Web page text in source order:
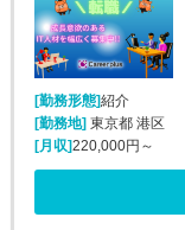
[勤務形態]紹介
[勤務地]東京都 港区
[月収]220,000円～